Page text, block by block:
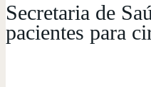
Secretaria de
pacientes para